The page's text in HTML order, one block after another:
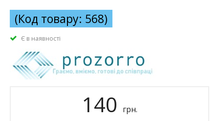
(Код товару: 568)
Є в наявності
140 грн.